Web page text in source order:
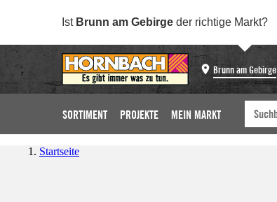
Ist Brunn am Gebirge der richtige Markt?
Brunn am Gebirge
SORTIMENT PROJEKTE MEIN MARKT
Startseite